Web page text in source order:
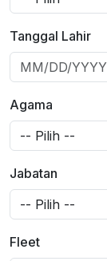
Tanggal Lahir
Agama
Jabatan
Fleet